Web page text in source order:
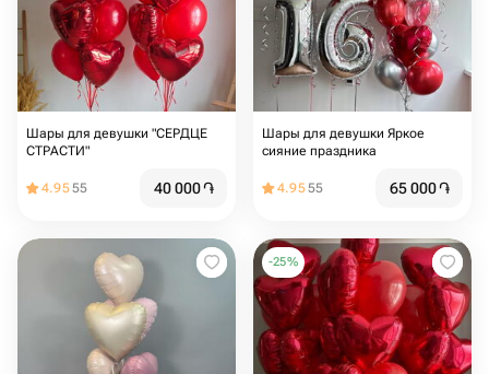
Шары для девушки "СЕРДЦЕ
СТРАСТИ"
4.9555 40 000֏
Шары для девушки Яркое
сияние праздника
4.9555 65 000֏
-25%